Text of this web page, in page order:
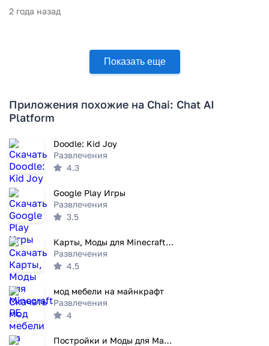
2 года назад
Показать еще
Приложения похожие на Chai: Chat AI
Platform
Doodle: Kid Joy
Развлечения
4.3
Google Play Игры
Развлечения
3.5
Карты, Моды для Minecraft PE
Развлечения
4.5
мод мебели на майнкрафт
Развлечения
4
Постройки и Моды для Майнкрафт